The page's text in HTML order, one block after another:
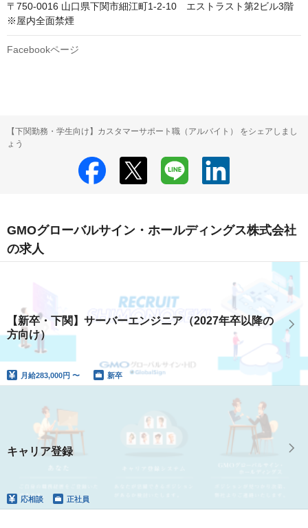
〒750-0016 山口県下関市細江町1-2-10　エストラスト第2ビル3階
※屋内全面禁煙
Facebookページ
【下関勤務・学生向け】カスタマーサポート職（アルバイト） をシェアしまし
ょう
GMOグローバルサイン・ホールディングス株式会社
の求人
【新卒・下関】サーバーエンジニア（2027年卒以降の
方向け）
月給283,000円 〜 新卒
キャリア登録
応相談 正社員